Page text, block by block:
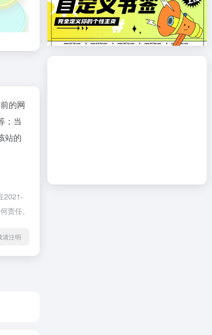
的网
；当
站的
2021-
责任。
请注明